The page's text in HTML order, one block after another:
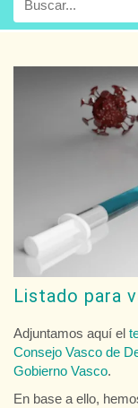
Listado para
Adjuntamos aquí el
Consejo Vasco de
Gobierno Vasco.
En base a ello,